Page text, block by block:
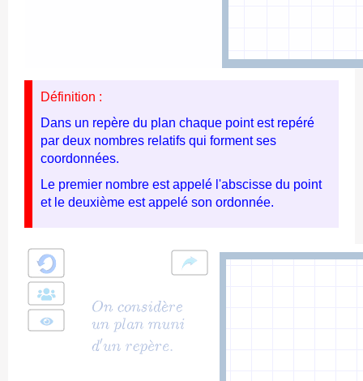
Définition :
Dans un repère du plan chaque point est repéré
par deux nombres relatifs qui forment ses
coordonnées.
Le premier nombre est appelé l'abscisse du point
et le deuxième est appelé son ordonnée.